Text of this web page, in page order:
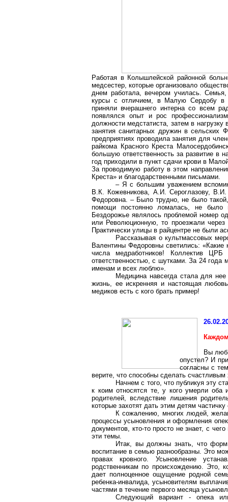
Работая в Колышлейской районной
медсестер, которые организовало
днем работала, вечером училась.
курсы с отличием, в Малую Сердобу в
приняли вчерашнего интерна со всем
появлялся опыт и рос
должности медстатиста, затем в
занятия санитарных дружин в сельских
предприятиях проводила занятия для
райкома Красного Креста
большую ответственность за развитие в
год приходили в пункт сдачи крови в
За проводимую работу в этом
Креста» и благодарственными письмами.
– Я с большим уважением
В.К. Кожевникова, А.И. Сероглазову,
Федоровна. – Было трудно, не было
помощи постоянно ломалась, не было
Бездорожье являлось проблемой номер
или Революционную, то проезжали
Практически улицы в райцентре не были
Рассказывая о культмассовых
Валентины Федоровны светились:
числа медработников! Коллектив
ответственностью, с шутками. За 24
именам и всех люблю».
Медицина навсегда стала для
жизнь, ее искренняя и настоящая
медиков есть с кого брать пример!
Вы
опустел? И
согласны с
верите, что способны сделать счастливым
Начнем с того, что публикуя эту
к коим относятся те, у кого умерли оба
родителей, вследствие лишения
которые захотят дать этим детям
К сожалению, многих людей,
процессы усыновления и оформления
документов, кто-то просто не знает, с
эти темы.
Итак, вы должны знать, что
воспитание в семью разнообразны. Это
правах кровного. Усыновление
родственникам по происхождению. Это,
дает полноценное ощущение родной
ребенка-инвалида, усыновителям
частями в течение первого месяца
Следующий вариант - опека